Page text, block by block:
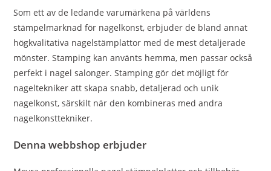
Som ett av de ledande varumärkena på världens
stämpelmarknad för nagelkonst, erbjuder de bland annat
högkvalitativa nagelstämplattor med de mest detaljerade
mönster. Stamping kan använts hemma, men passar också
perfekt i nagel salonger. Stamping gör det möjligt för
nageltekniker att skapa snabb, detaljerad och unik
nagelkonst, särskilt när den kombineras med andra
nagelkonsttekniker.
Denna webbshop erbjuder